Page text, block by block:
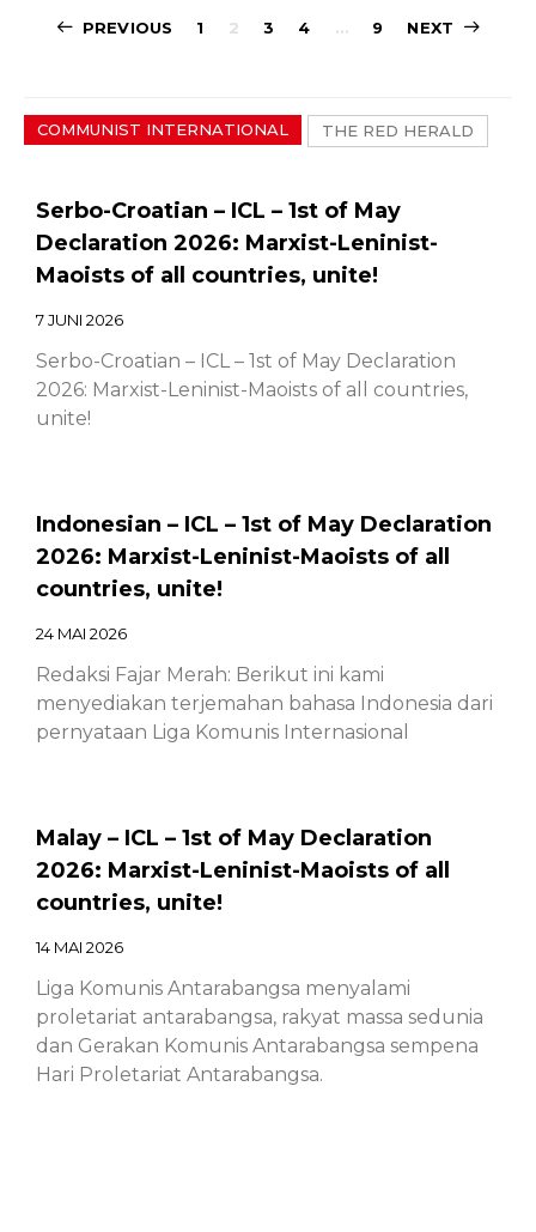
PREVIOUS 1 2 3 4 … 9 NEXT
COMMUNIST INTERNATIONAL THE RED HERALD
Serbo-Croatian – ICL – 1st of May
Declaration 2026: Marxist-Leninist-
Maoists of all countries, unite!
7 JUNI 2026
Serbo-Croatian – ICL – 1st of May Declaration
2026: Marxist-Leninist-Maoists of all countries,
unite!
Indonesian – ICL – 1st of May Declaration
2026: Marxist-Leninist-Maoists of all
countries, unite!
24 MAI 2026
Redaksi Fajar Merah: Berikut ini kami
menyediakan terjemahan bahasa Indonesia dari
pernyataan Liga Komunis Internasional
Malay – ICL – 1st of May Declaration
2026: Marxist-Leninist-Maoists of all
countries, unite!
14 MAI 2026
Liga Komunis Antarabangsa menyalami
proletariat antarabangsa, rakyat massa sedunia
dan Gerakan Komunis Antarabangsa sempena
Hari Proletariat Antarabangsa.